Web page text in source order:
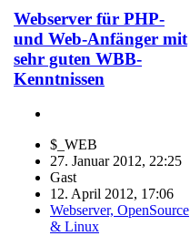
Webserver für PHP-
und Web-Anfänger mit
sehr guten WBB-
Kenntnissen
$_WEB
27. Januar 2012, 22:25
Gast
12. April 2012, 17:06
Webserver, OpenSource
& Linux